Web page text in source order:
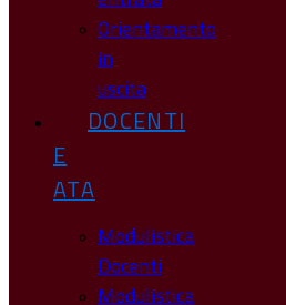
Orientamento
in
uscita
DOCENTI
E
ATA
Modulistica
Docenti
Modulistica